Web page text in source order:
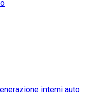
interni auto